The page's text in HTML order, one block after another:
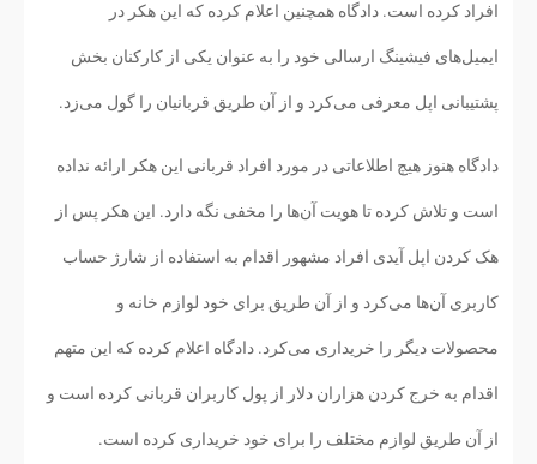
افراد کرده است. دادگاه همچنین اعلام کرده که این هکر در
ایمیل‌های فیشینگ ارسالی خود را به عنوان یکی از کارکنان بخش
پشتیبانی اپل معرفی می‌کرد و از آن طریق قربانیان را گول می‌زد.
دادگاه هنوز هیچ اطلاعاتی در مورد افراد قربانی این هکر ارائه نداده
است و تلاش کرده تا هویت آن‌ها را مخفی نگه دارد. این هکر پس از
هک کردن اپل آیدی افراد مشهور اقدام به استفاده از شارژ حساب
کاربری آن‌ها می‌کرد و از آن طریق برای خود لوازم خانه و
محصولات دیگر را خریداری می‌کرد. دادگاه اعلام کرده که این متهم
اقدام به خرج کردن هزاران دلار از پول کاربران قربانی کرده است و
از آن طریق لوازم مختلف را برای خود خریداری کرده است.